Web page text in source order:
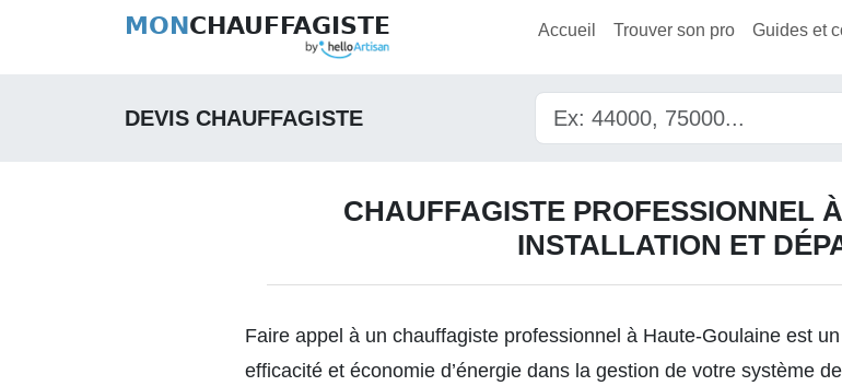
MONCHAUFFAGISTE Accueil Trouver son pro Guides et
DEVIS CHAUFFAGISTE
CHAUFFAGISTE PROFESSIONNEL
INSTALLATION ET
Faire appel à un chauffagiste professionnel à Haute-Goulaine est
efficacité et économie d’énergie dans la gestion de votre système